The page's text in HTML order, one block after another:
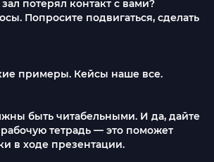
потерял контакт с вами?
Попросите подвигаться, сделать
примеры. Кейсы наше все.
быть читабельными. И да, дайте
тетрадь — это поможет
в ходе презентации.